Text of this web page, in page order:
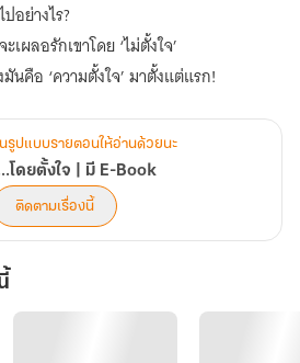
อย่างไร?
ผลอรักเขาโดย ‘ไม่ตั้งใจ’
นคือ ‘ความตั้งใจ’ มาตั้งแต่แรก!
นรูปแบบรายตอนให้อ่านด้วยนะ
โดยตั้งใจ | มี E-Book
ติดตามเรื่องนี้